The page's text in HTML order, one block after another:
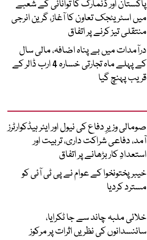
پاکستان اور ڈنمارک کا توانائی کے شعبے
میں اسٹریٹجک تعاون کا آغاز، گرین انرجی
منتقلی تیز کرنے پر اتفاق
درآمدات میں بے پناہ اضافہ، مالی سال
کے پہلے ماہ تجارتی خسارہ 4 ارب ڈالر کے
قریب پہنچ گیا
صومالی وزیرِ دفاع کی نیول اور ایئر ہیڈکوارٹرز
آمد، دفاعی شراکت داری، تربیت اور
استعدادِ کار بڑھانے پر اتفاق
خیبرپختونخوا کے عوام نے پی ٹی آئی کو
مسترد کردیا
خلائی ملبہ چاند سے جا ٹکرایا،
سائنسدانوں کی نظریں اثرات پر مرکوز